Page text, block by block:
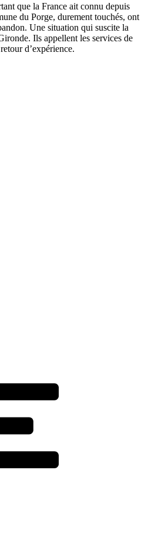
que la France ait connu depuis
du Porge, durement touchés, ont
Une situation qui suscite la
Ils appellent les services de
d’expérience.